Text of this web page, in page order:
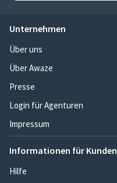
Unternehmen
Über uns
Über Awaze
Presse
Login für Agenturen
Impressum
Informationen für Kunden
Hilfe